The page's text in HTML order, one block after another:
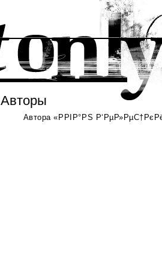
Авторы
Автора «РРІР°РЅ